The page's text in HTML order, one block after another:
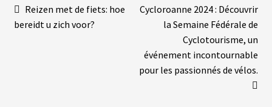
Navigation
de
Article
précédent :
Reizen met de fiets: hoe
bereidt u zich voor?
Article
suivant :
Cycloroanne 2024 : Découvrir
la Semaine Fédérale de
Cyclotourisme, un
événement incontournable
pour les passionnés de vélos.